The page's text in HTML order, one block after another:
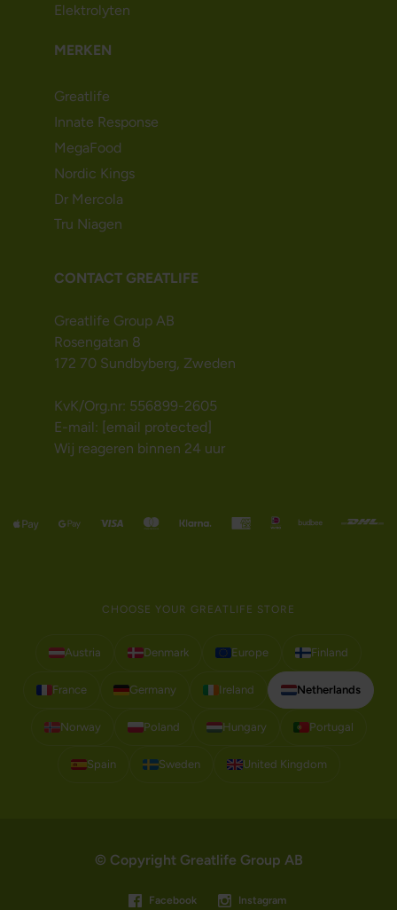
Elektrolyten
MERKEN
Greatlife
Innate Response
MegaFood
Nordic Kings
Dr Mercola
Tru Niagen
CONTACT GREATLIFE
Greatlife Group AB
Rosengatan 8
172 70 Sundbyberg, Zweden
KvK/Org.nr: 556899-2605
E-mail: [email protected]
Wij reageren binnen 24 uur
CHOOSE YOUR GREATLIFE STORE
Austria Denmark Europe Finland
France Germany Ireland Netherlands
Norway Poland Hungary Portugal
Spain Sweden United Kingdom
© Copyright Greatlife Group AB
Facebook Instagram